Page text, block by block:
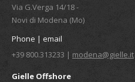
Via G.Verga 14/18 -
Novi di Modena (Mo)
Phone | email
+39 800.313233 | modena@gielle.it
Gielle Offshore